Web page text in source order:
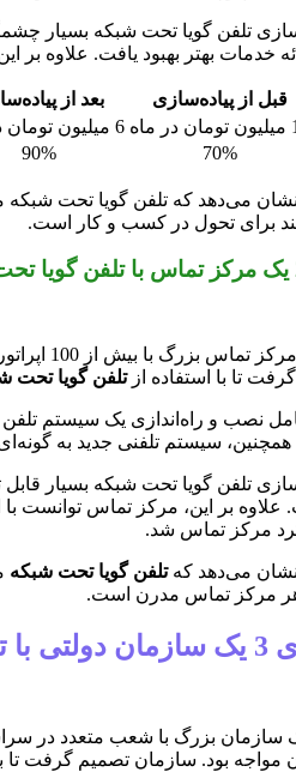
خدمات بهتر بهبود یافت. علاوه
قبل از پیاده‌سازی
بعد از
6 میلیون تومان در ماه
70%
90%
می‌دهد که تلفن گویا تحت شبکه
برای تحول در کسب و کار است.
تا با استفاده ازتلفن گویا تحت
تلفن گویا تحت شبکه بسیار
بر این، مرکز تماس توانست با
مرکز تماس شد.
نشان می‌دهد کهتلفن گویا تحت شبکه
هر مرکز تماس مدرن است.
سازمان بزرگ با شعب متعدد در
مواجه بود. سازمان تصمیم گرفت تا